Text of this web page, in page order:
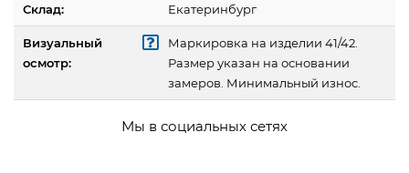
Склад: Екатеринбург
Визуальный
осмотр:
Маркировка на изделии 41/42.
Размер указан на основании
замеров. Минимальный износ.
Мы в социальных сетях